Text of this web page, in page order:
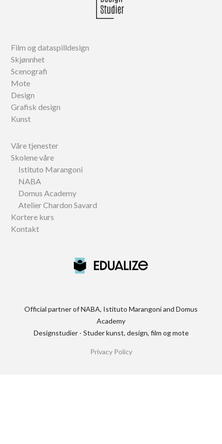
Film og dataspilldesign
Skjønnhet
Scenografi
Mote
Design
Grafisk design
Kunst
Våre tjenester
Skolene våre
Istituto Marangoni
NABA
Domus Academy
Atelier Chardon Savard
Kortere kurs
Kontakt
Official partner of NABA, Istituto Marangoni and Domus
Academy
Designstudier - Studer kunst, design, film og mote
Privacy Policy